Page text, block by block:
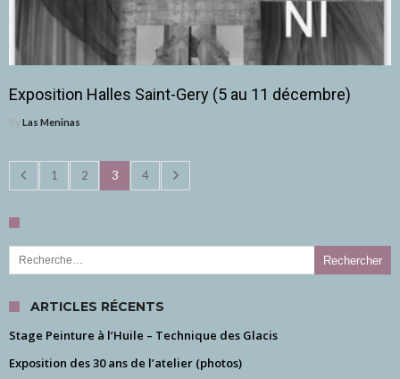
Exposition Halles Saint-Gery (5 au 11 décembre)
By Las Meninas
1 2 3 4
Rechercher :
ARTICLES RÉCENTS
Stage Peinture à l’Huile – Technique des Glacis
Exposition des 30 ans de l’atelier (photos)